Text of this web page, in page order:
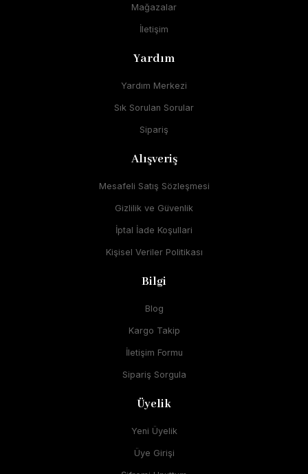
Mağazalar
İletişim
Yardım
Yardım Merkezi
Sık Sorulan Sorular
Sipariş
Alışveriş
Mesafeli Satış Sözleşmesi
Gizlilik ve Güvenlik
İptal İade Koşullari
Kişisel Veriler Politikası
Bilgi
Blog
Kargo Takip
İletişim Formu
Sipariş Sorgula
Üyelik
Yeni Üyelik
Üye Girişi